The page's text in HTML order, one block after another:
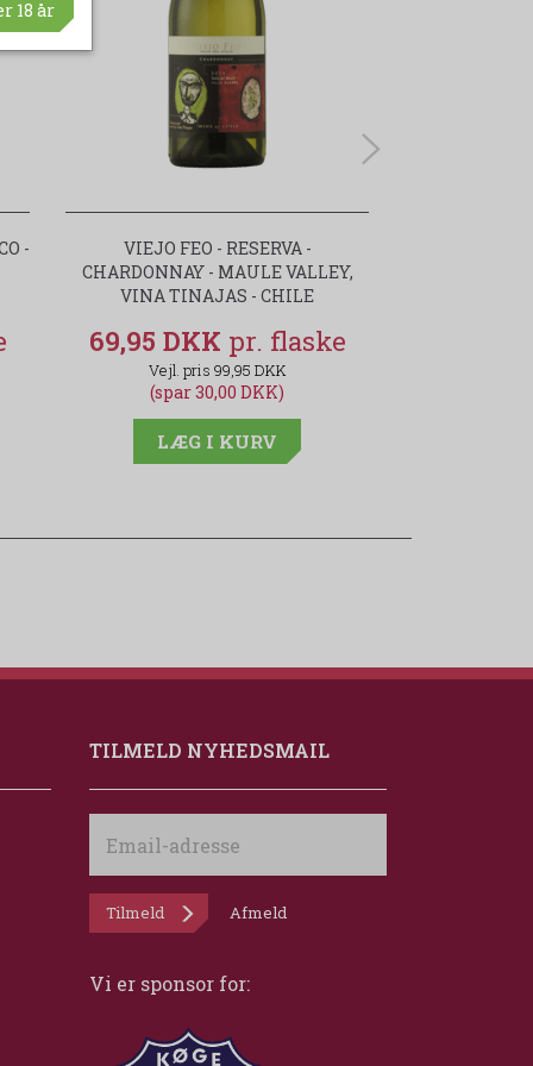
-
VIEJO FEO - RESERVA -
CHARDONNAY - MAULE VALLEY,
VINA TINAJAS - CHILE
69,95 DKK
99,95 DKK
(spar 30,00 DKK)
LÆG I KURV
TILMELD NYHEDSMAIL
adresse
Tilmeld Afmeld
Vi er sponsor for:
18 år